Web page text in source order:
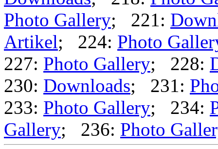
Photo Gallery; 221:
Artikel; 224: Photo
227: Photo Gallery; 228:
230: Downloads; 231:
233: Photo Gallery; 234:
Gallery; 236: Photo